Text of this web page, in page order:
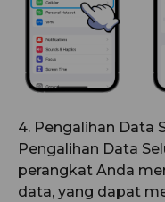
4. Pengalihan Data
Pengalihan Data
perangkat Anda
data, yang dapat